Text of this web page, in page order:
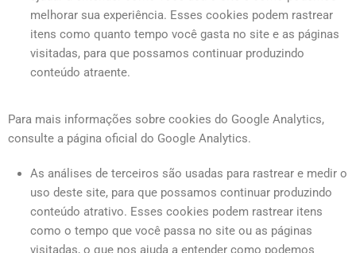
melhorar sua experiência. Esses cookies podem rastrear
itens como quanto tempo você gasta no site e as páginas
visitadas, para que possamos continuar produzindo
conteúdo atraente.
Para mais informações sobre cookies do Google Analytics,
consulte a página oficial do Google Analytics.
As análises de terceiros são usadas para rastrear e medir o
uso deste site, para que possamos continuar produzindo
conteúdo atrativo. Esses cookies podem rastrear itens
como o tempo que você passa no site ou as páginas
visitadas, o que nos ajuda a entender como podemos